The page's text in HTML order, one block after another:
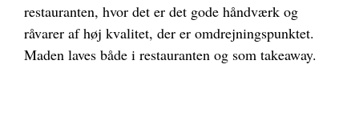
restauranten, hvor det er det gode håndværk og
råvarer af høj kvalitet, der er omdrejningspunktet.
Maden laves både i restauranten og som takeaway.